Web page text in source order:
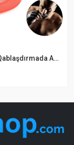
Xüsusi Qablaşdırmada ASPO Diş Qoruyucusu MMA Boks Qoruyucu Kapa